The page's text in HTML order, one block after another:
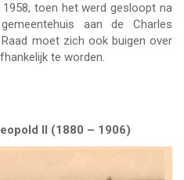
toen het werd gesloopt na
aan de Charles
moet zich ook buigen over
te worden.
II (1880 – 1906)